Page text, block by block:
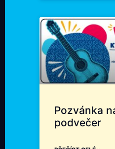
Pozvánka
podvečer